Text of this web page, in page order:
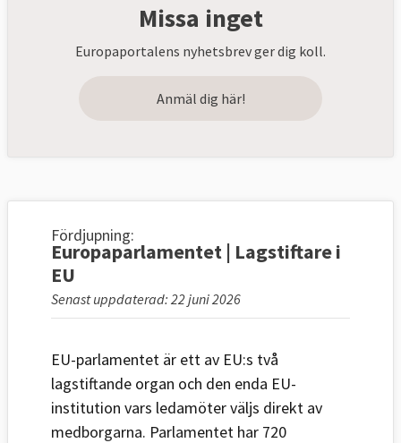
Missa inget
Europaportalens nyhetsbrev ger dig koll.
Anmäl dig här!
Fördjupning:
Europaparlamentet | Lagstiftare i
EU
Senast uppdaterad: 22 juni 2026
EU-parlamentet är ett av EU:s två
lagstiftande organ och den enda EU-
institution vars ledamöter väljs direkt av
medborgarna. Parlamentet har 720